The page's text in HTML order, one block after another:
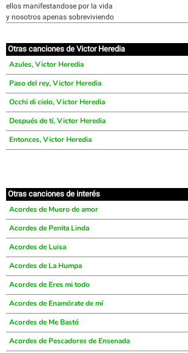
ellos manifestandose por la vida
y nosotros apenas sobreviviendo
Otras canciones de Victor Heredia
Azules, Victor Heredia
Paso del rey, Victor Heredia
Occhi di cielo, Victor Heredia
Después de tí, Victor Heredia
Entonces, Victor Heredia
Otras canciones de interés
Acordes de Muero de amor
Acordes de Penita Linda
Acordes de Luisa
Acordes de La Humpa
Acordes de Eres mi todo
Acordes de Enamórate de mí
Acordes de Me Bastó
Acordes de Pescadores de Ensenada